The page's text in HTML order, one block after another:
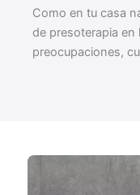
Como en tu casa
de presoterapia en
preocupaciones,